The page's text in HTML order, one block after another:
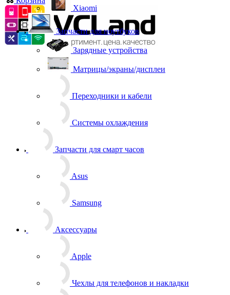
Xiaomi
Запчасти для ноутбуков
Зарядные устройства
Матрицы/экраны/дисплеи
Переходники и кабели
Системы охлаждения
Запчасти для смарт часов
Asus
Samsung
Аксессуары
Apple
Чехлы для телефонов и накладки